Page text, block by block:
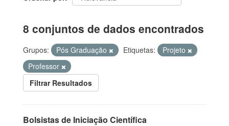
8 conjuntos de dados encontrados
Grupos: Pós Graduação Etiquetas:
Projeto
Professor
Filtrar Resultados
Bolsistas de Iniciação Científica